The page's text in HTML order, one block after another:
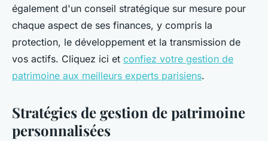
également d'un conseil stratégique sur mesure pour
chaque aspect de ses finances, y compris la
protection, le développement et la transmission de
vos actifs. Cliquez ici et confiez votre gestion de
patrimoine aux meilleurs experts parisiens.
Stratégies de gestion de patrimoine
personnalisées